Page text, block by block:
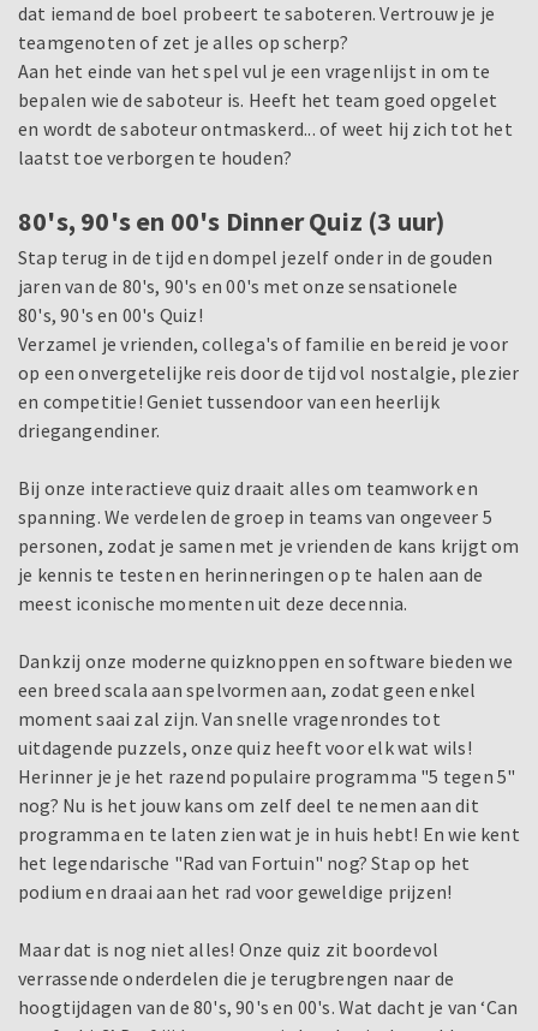
dat iemand de boel probeert te saboteren. Vertrouw je je
teamgenoten of zet je alles op scherp?
Aan het einde van het spel vul je een vragenlijst in om te
bepalen wie de saboteur is. Heeft het team goed opgelet
en wordt de saboteur ontmaskerd... of weet hij zich tot het
laatst toe verborgen te houden?
80's, 90's en 00's Dinner Quiz (3 uur)
Stap terug in de tijd en dompel jezelf onder in de gouden
jaren van de 80's, 90's en 00's met onze sensationele
80's, 90's en 00's Quiz!
Verzamel je vrienden, collega's of familie en bereid je voor
op een onvergetelijke reis door de tijd vol nostalgie, plezier
en competitie! Geniet tussendoor van een heerlijk
driegangendiner.
Bij onze interactieve quiz draait alles om teamwork en
spanning. We verdelen de groep in teams van ongeveer 5
personen, zodat je samen met je vrienden de kans krijgt om
je kennis te testen en herinneringen op te halen aan de
meest iconische momenten uit deze decennia.
Dankzij onze moderne quizknoppen en software bieden we
een breed scala aan spelvormen aan, zodat geen enkel
moment saai zal zijn. Van snelle vragenrondes tot
uitdagende puzzels, onze quiz heeft voor elk wat wils!
Herinner je je het razend populaire programma "5 tegen 5"
nog? Nu is het jouw kans om zelf deel te nemen aan dit
programma en te laten zien wat je in huis hebt! En wie kent
het legendarische "Rad van Fortuin" nog? Stap op het
podium en draai aan het rad voor geweldige prijzen!
Maar dat is nog niet alles! Onze quiz zit boordevol
verrassende onderdelen die je terugbrengen naar de
hoogtijdagen van de 80's, 90's en 00's. Wat dacht je van ‘Can